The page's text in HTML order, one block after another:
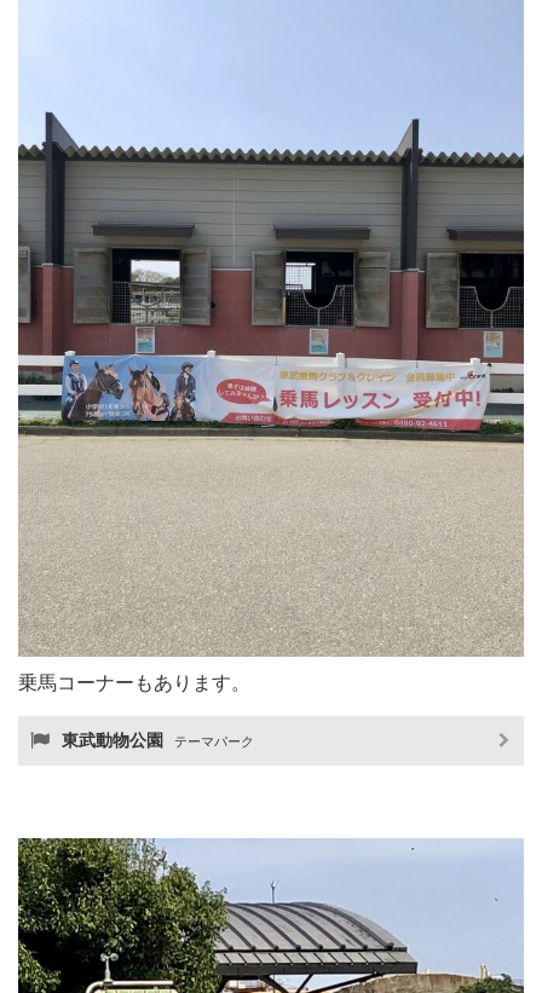
乗馬コーナーもあります。
東武動物公園 テーマパーク